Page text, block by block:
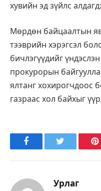
хувийн эд зүйлс
Мөрдөн байцаалтын
тээврийн хэрэгсэл
бичлэгүүдийг
прокурорын
ялтанг хохирогчдоос
газраас хол байхыг
FacebookTwitter
Урлаг